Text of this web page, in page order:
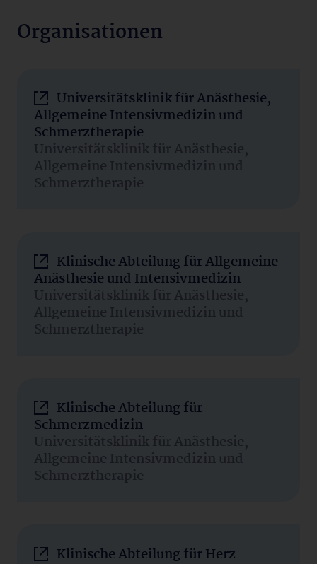
Organisationen
Universitätsklinik für Anästhesie,
Allgemeine Intensivmedizin und
Schmerztherapie
Universitätsklinik für Anästhesie,
Allgemeine Intensivmedizin und
Schmerztherapie
Klinische Abteilung für Allgemeine
Anästhesie und Intensivmedizin
Universitätsklinik für Anästhesie,
Allgemeine Intensivmedizin und
Schmerztherapie
Klinische Abteilung für
Schmerzmedizin
Universitätsklinik für Anästhesie,
Allgemeine Intensivmedizin und
Schmerztherapie
Klinische Abteilung für Herz-